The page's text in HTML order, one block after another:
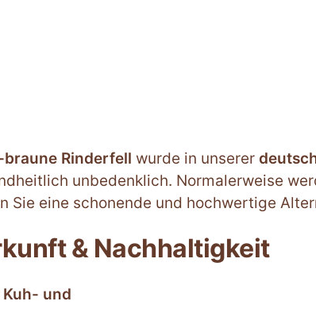
Rinderfell wurde in unserer
unbedenklich. Normalerweise
Sie eine schonende und hochwertige
& Nachhaltigkeit
und